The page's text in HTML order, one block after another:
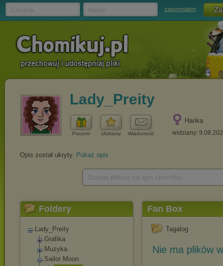
zapomniałem
Lady_Preity
Prezent Ulubiony Wiadomość
Hanka
widziany:
Opis został ukryty. Pokaż opis
Foldery
Lady_Preity
Grafika
Muzyka
Sailor Moon
Fan Box
Tagalog
Nie ma plików